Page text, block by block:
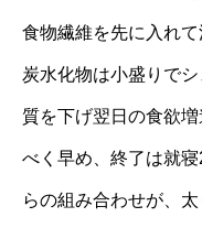
食物繊維を先に入れ
炭水化物は小盛りで
質を下げ翌日の食欲
べく早め、終了は就
らの組み合わせが、